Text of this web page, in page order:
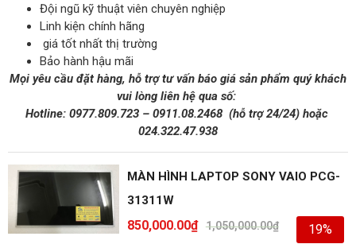
Đội ngũ kỹ thuật viên chuyên nghiệp
Linh kiện chính hãng
giá tốt nhất thị trường
Bảo hành hậu mãi
Mọi yêu cầu đặt hàng, hỗ trợ tư vấn báo giá sản phẩm quý khách
vui lòng liên hệ qua số:
Hotline: 0977.809.723– 0911.08.2468 (hỗ trợ 24/24)hoặc
024.322.47.938
MÀN HÌNH LAPTOP SONY VAIO PCG-
31311W
1,050,000.00₫
850,000.00₫ 19%